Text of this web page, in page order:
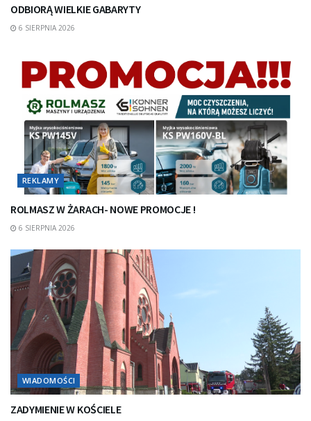
ODBIORĄ WIELKIE GABARYTY
6 SIERPNIA 2026
REKLAMY
ROLMASZ W ŻARACH- NOWE PROMOCJE !
6 SIERPNIA 2026
WIADOMOŚCI
ZADYMIENIE W KOŚCIELE